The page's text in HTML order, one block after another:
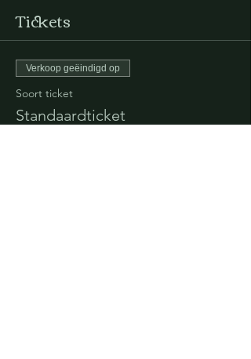
Tickets
Verkoop geëindigd op
Soort ticket
Standaardticket